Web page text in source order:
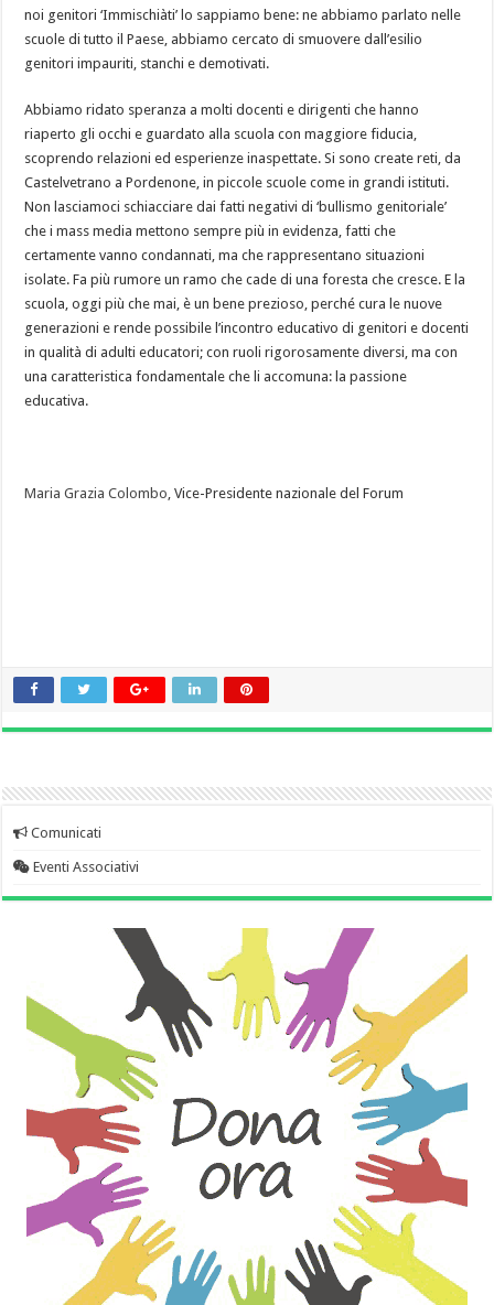
noi genitori ‘Immischiàti’ lo sappiamo bene: ne abbiamo parlato nelle
scuole di tutto il Paese, abbiamo cercato di smuovere dall’esilio
genitori impauriti, stanchi e demotivati.
Abbiamo ridato speranza a molti docenti e dirigenti che hanno
riaperto gli occhi e guardato alla scuola con maggiore fiducia,
scoprendo relazioni ed esperienze inaspettate. Si sono create reti, da
Castelvetrano a Pordenone, in piccole scuole come in grandi istituti.
Non lasciamoci schiacciare dai fatti negativi di ‘bullismo genitoriale’
che i mass media mettono sempre più in evidenza, fatti che
certamente vanno condannati, ma che rappresentano situazioni
isolate. Fa più rumore un ramo che cade di una foresta che cresce. E la
scuola, oggi più che mai, è un bene prezioso, perché cura le nuove
generazioni e rende possibile l’incontro educativo di genitori e docenti
in qualità di adulti educatori; con ruoli rigorosamente diversi, ma con
una caratteristica fondamentale che li accomuna: la passione
educativa.
Maria Grazia Colombo , Vice-Presidente nazionale del Forum
Comunicati
Eventi Associativi